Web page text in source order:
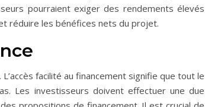
pourraient exiger des rendements élevés
réduire les bénéfices nets du projet.
facilité au financement signifie que tout le
Les investisseurs doivent effectuer une due